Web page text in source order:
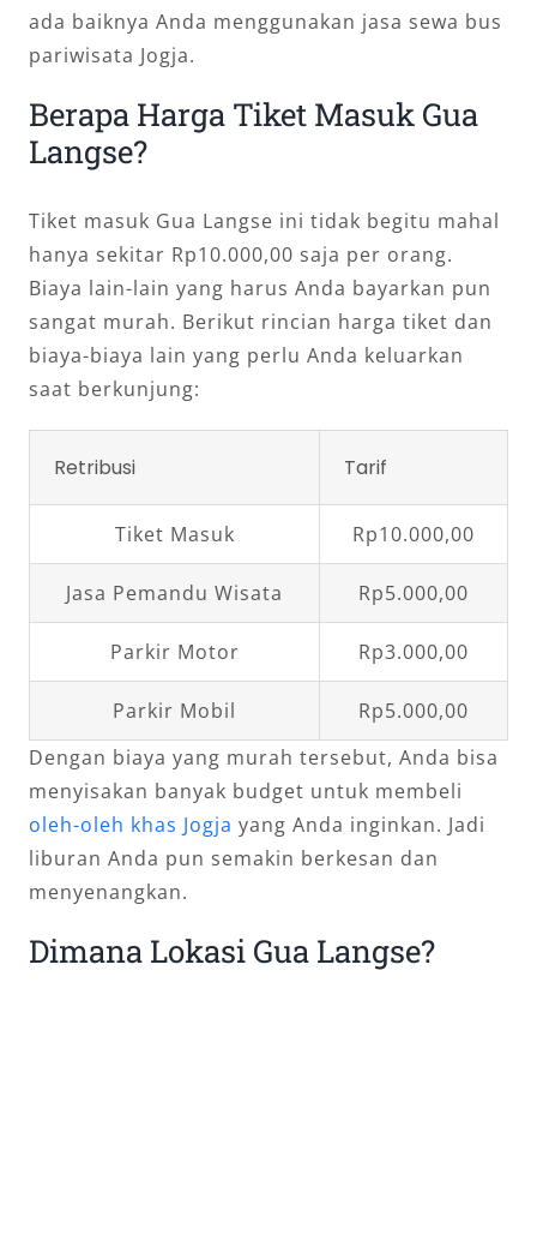
ada baiknya Anda menggunakan jasa sewa bus
pariwisata Jogja.
Berapa Harga Tiket Masuk Gua
Langse?
Tiket masuk Gua Langse ini tidak begitu mahal
hanya sekitar Rp10.000,00 saja per orang.
Biaya lain-lain yang harus Anda bayarkan pun
sangat murah. Berikut rincian harga tiket dan
biaya-biaya lain yang perlu Anda keluarkan
saat berkunjung:
Retribusi Tarif
Tiket Masuk Rp10.000,00
Jasa Pemandu Wisata Rp5.000,00
Parkir Motor Rp3.000,00
Parkir Mobil
Rp5.000,00
Dengan biaya yang murah tersebut, Anda bisa
menyisakan banyak budget untuk membeli
oleh-oleh khas Jogja yang Anda inginkan. Jadi
liburan Anda pun semakin berkesan dan
menyenangkan.
Dimana Lokasi Gua Langse?